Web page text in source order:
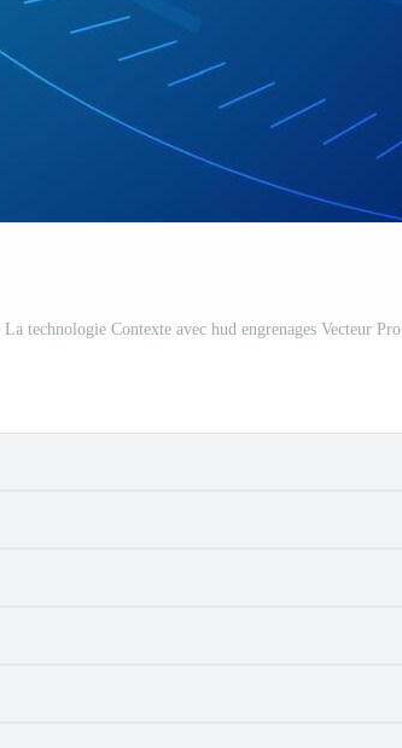
technologie Contexte avec hud engrenages Vecteur Pro